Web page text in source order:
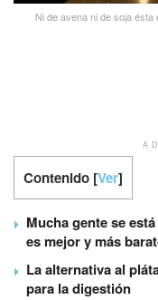
Ni de avena ni de soja
Contenido [Ver]
Mucha gente se
es mejor y más
La alternativa al
para la digestión